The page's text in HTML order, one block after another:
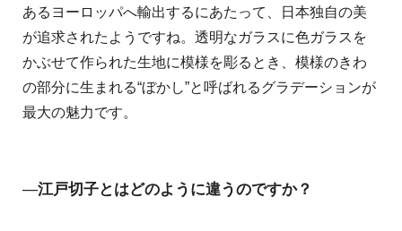
あるヨーロッパへ輸出するにあたって、日本独自の美
が追求されたようですね。透明なガラスに色ガラスを
かぶせて作られた生地に模様を彫るとき、模様のきわ
の部分に生まれる“ぼかし”と呼ばれるグラデーションが
最大の魅力です。
―江戸切子とはどのように違うのですか？